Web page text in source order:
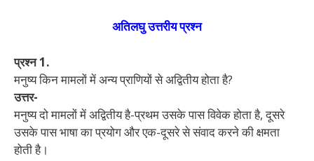
अतिलघु उत्तरीय प्रश्न
प्रश्न 1.
मनुष्य किन मामलों में अन्य प्राणियों से अद्वितीय होता है?
उत्तर-
मनुष्य दो मामलों में अद्वितीय है-प्रथम उसके पास विवेक होता है, दूसरे
उसके पास भाषा का प्रयोग और एक-दूसरे से संवाद करने की क्षमता
होती है।